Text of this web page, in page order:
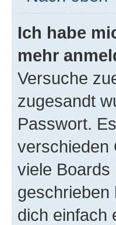
Ich habe
mehr
Versuche
zugesandt
Passwort.
verschieden
viele Boards
geschrieben
dich einfach